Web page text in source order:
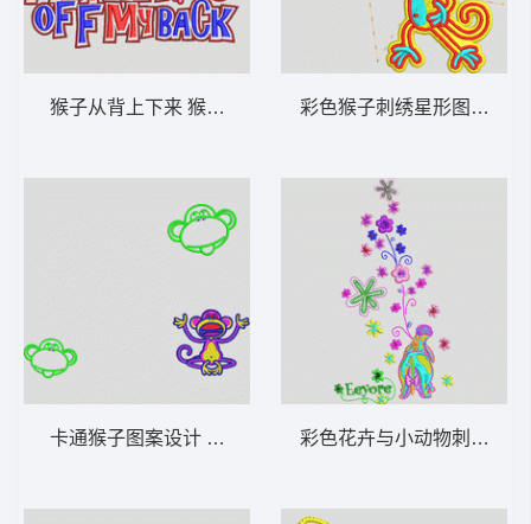
猴子从背上下来 猴子_卡通贴布
卡通猴子图案设计 猴子_卡通贴布
彩色猴子刺绣星形图案 猴
彩色花卉与小动物刺绣图